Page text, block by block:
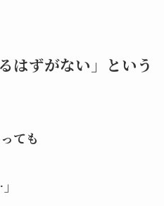
はずがない」という
ても